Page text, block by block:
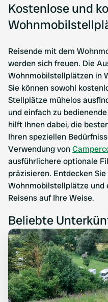
Kostenlose und
Reisende mit dem
werden sich freuen. Die
Wohnmobilstellplätzen in
Sie können sowohl
Stellplätze mühelos
und einfach zu
hilft Ihnen dabei, die
Ihren speziellen
Verwendung von
ausführlichere optionale
präzisieren. Entdecken
Wohnmobilstellplätze und
Reisens auf Ihre Weise.
Beliebte